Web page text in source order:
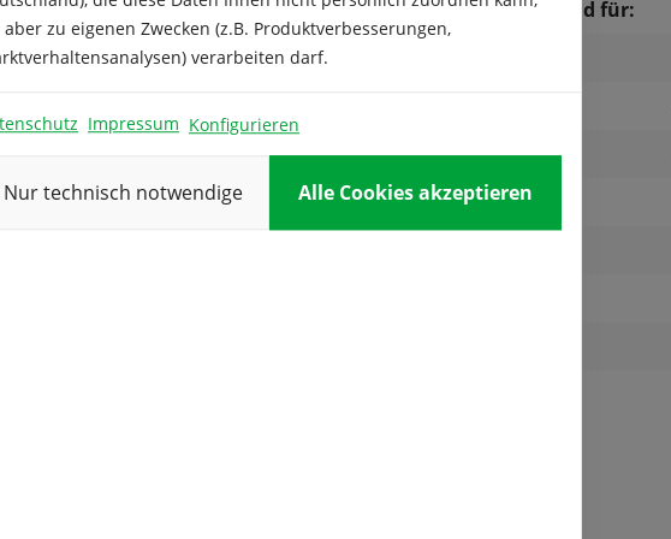
Inhalt ausreichend für:
Kulturdauer:
Pflanzabstand:
aber zu eigenen Zwecken (z.B. Produktverbesserungen,
verarbeiten darf.
Impressum Konfigurieren
Nur technisch notwendige Alle Cookies akzeptieren